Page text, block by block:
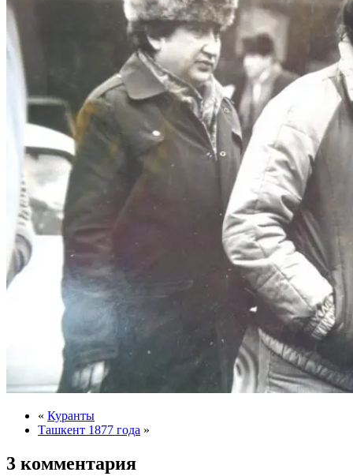
« Куранты
Ташкент 1877 года »
3 комментария